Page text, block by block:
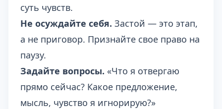
суть чувств.
Не осуждайте себя. Застой — это этап,
а не приговор. Признайте свое право на
паузу.
Задайте вопросы. «Что я отвергаю
прямо сейчас? Какое предложение,
мысль, чувство я игнорирую?»